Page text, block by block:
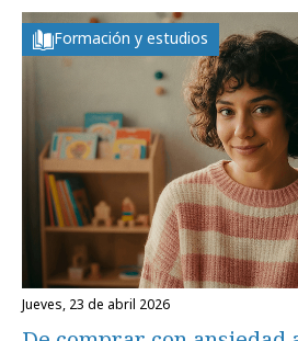
Formación y estudios
jueves, 23 de abril 2026